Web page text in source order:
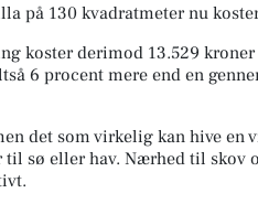
på 130 kvadratmeter nu
koster derimod 13.529
6 procent mere end en
det som virkelig kan hive en
til sø eller hav. Nærhed til skov